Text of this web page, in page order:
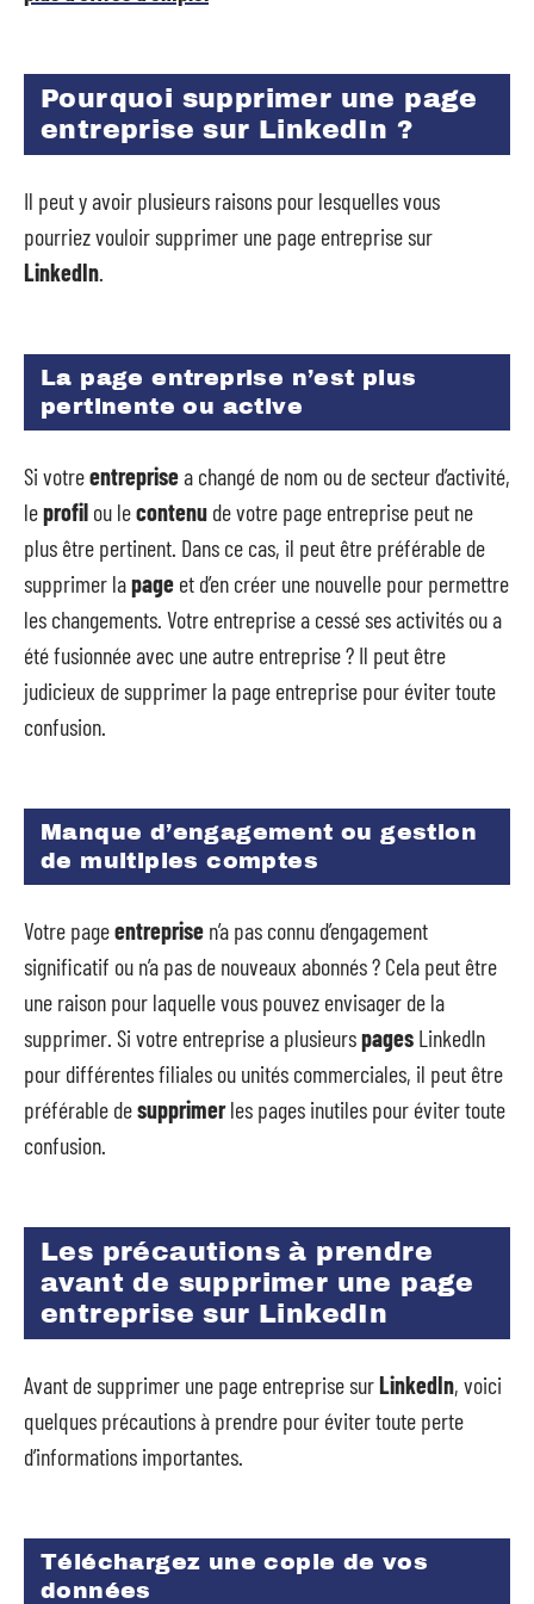
Pourquoi supprimer une page
entreprise sur LinkedIn ?
Il peut y avoir plusieurs raisons pour lesquelles vous
pourriez vouloir supprimer une page entreprise sur
LinkedIn
La page entreprise n’est plus
pertinente ou active
Si votreentreprisea changé de nom ou de secteur d’activité,
leprofil ou lecontenu de votre page entreprise peut ne
plus être pertinent. Dans ce cas, il peut être préférable de
supprimer lapage et d’en créer une nouvelle pour permettre
les changements. Votre entreprise a cessé ses activités ou a
été fusionnée avec une autre entreprise ? Il peut être
judicieux de supprimer la page entreprise pour éviter toute
confusion.
Manque d’engagement ou gestion
de multiples comptes
Votre pageentreprise n’a pas connu d’engagement
significatif ou n’a pas de nouveaux abonnés ? Cela peut être
une raison pour laquelle vous pouvez envisager de la
supprimer. Si votre entreprise a plusieurspages LinkedIn
pour différentes filiales ou unités commerciales, il peut être
préférable desupprimerles pages inutiles pour éviter toute
confusion.
Les précautions à prendre
avant de supprimer une page
entreprise sur LinkedIn
Avant de supprimer une page entreprise surLinkedIn, voici
quelques précautions à prendre pour éviter toute perte
d’informations importantes.
Téléchargez une copie de vos
données